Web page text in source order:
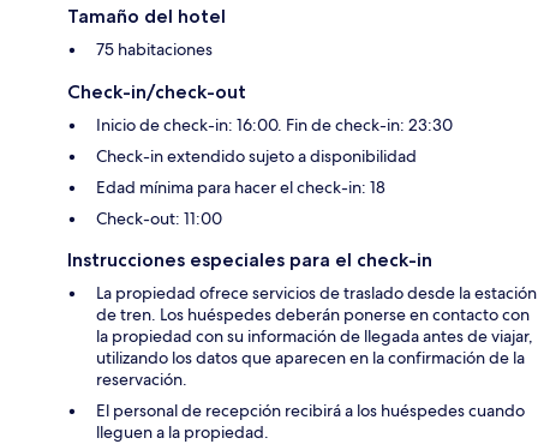
Tamaño del hotel
75 habitaciones
Check-in/check-out
Inicio de check-in: 16:00. Fin de check-in: 23:30
Check-in extendido sujeto a disponibilidad
Edad mínima para hacer el check-in: 18
Check-out: 11:00
Instrucciones especiales para el check-in
La propiedad ofrece servicios de traslado desde la estación
de tren. Los huéspedes deberán ponerse en contacto con
la propiedad con su información de llegada antes de viajar,
utilizando los datos que aparecen en la confirmación de la
reservación.
El personal de recepción recibirá a los huéspedes cuando
lleguen a la propiedad.